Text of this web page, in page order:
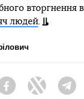
вторгнення в
людей.
FacebookTwitter